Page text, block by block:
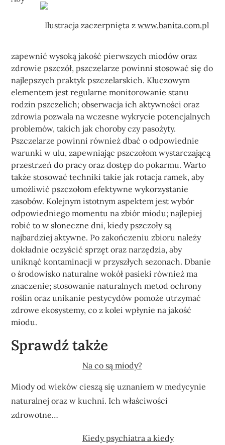
Ilustracja zaczerpnięta zwww.banita.com.pl
zapewnić wysoką jakość pierwszych miodów oraz
zdrowie pszczół, pszczelarze powinni stosować się do
najlepszych praktyk pszczelarskich. Kluczowym
elementem jest regularne monitorowanie stanu
rodzin pszczelich; obserwacja ich aktywności oraz
zdrowia pozwala na wczesne wykrycie potencjalnych
problemów, takich jak choroby czy pasożyty.
Pszczelarze powinni również dbać o odpowiednie
warunki w ulu, zapewniając pszczołom wystarczającą
przestrzeń do pracy oraz dostęp do pokarmu. Warto
także stosować techniki takie jak rotacja ramek, aby
umożliwić pszczołom efektywne wykorzystanie
zasobów. Kolejnym istotnym aspektem jest wybór
odpowiedniego momentu na zbiór miodu; najlepiej
robić to w słoneczne dni, kiedy pszczoły są
najbardziej aktywne. Po zakończeniu zbioru należy
dokładnie oczyścić sprzęt oraz narzędzia, aby
uniknąć kontaminacji w przyszłych sezonach. Dbanie
o środowisko naturalne wokół pasieki również ma
znaczenie; stosowanie naturalnych metod ochrony
roślin oraz unikanie pestycydów pomoże utrzymać
zdrowe ekosystemy, co z kolei wpłynie na jakość
miodu.
Sprawdź także
Na co są miody?
Miody od wieków cieszą się uznaniem w medycynie
naturalnej oraz w kuchni. Ich właściwości
zdrowotne…
Kiedy psychiatra a kiedy